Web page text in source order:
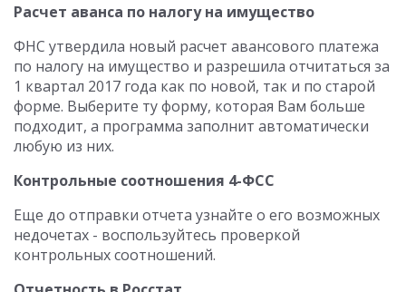
Расчет аванса по налогу на имущество
ФНС утвердила новый расчет авансового платежа
по налогу на имущество и разрешила отчитаться за
1 квартал 2017 года как по новой, так и по старой
форме. Выберите ту форму, которая Вам больше
подходит, а программа заполнит автоматически
любую из них.
Контрольные соотношения 4-ФСС
Еще до отправки отчета узнайте о его возможных
недочетах - воспользуйтесь проверкой
контрольных соотношений.